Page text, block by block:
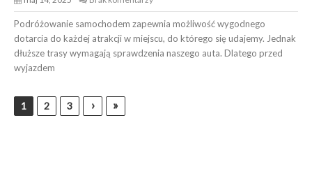
Podróżowanie samochodem zapewnia możliwość wygodnego
dotarcia do każdej atrakcji w miejscu, do którego się udajemy. Jednak
dłuższe trasy wymagają sprawdzenia naszego auta. Dlatego przed
wyjazdem
1 2 3 › »